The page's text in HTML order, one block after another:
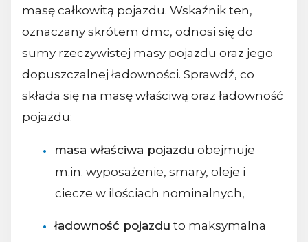
masę całkowitą pojazdu. Wskaźnik ten,
oznaczany skrótem dmc, odnosi się do
sumy rzeczywistej masy pojazdu oraz jego
dopuszczalnej ładowności. Sprawdź, co
składa się na masę właściwą oraz ładowność
pojazdu:
masa właściwa pojazdu obejmuje
m.in. wyposażenie, smary, oleje i
ciecze w ilościach nominalnych,
ładowność pojazdu to maksymalna